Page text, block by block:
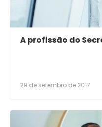
A profissão do
29 de setembro de 2017